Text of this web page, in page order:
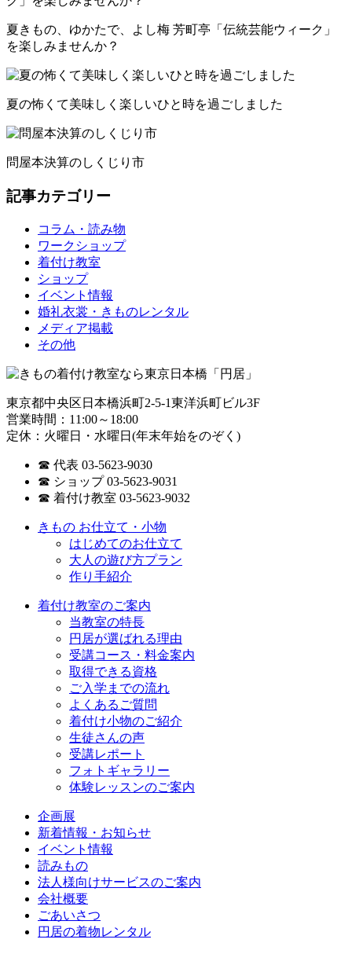
夏きもの、ゆかたで、よし梅 芳町亭「伝統芸能ウィーク」
を楽しみませんか？
夏の怖くて美味しく楽しいひと時を過ごしました
問屋本決算のしくじり市
記事カテゴリー
コラム・読み物
ワークショップ
着付け教室
ショップ
イベント情報
婚礼衣裳・きものレンタル
メディア掲載
その他
東京都中央区日本橋浜町2-5-1東洋浜町ビル3F
営業時間：11:00～18:00
定休：火曜日・水曜日(年末年始をのぞく)
☎ 代表 03-5623-9030
☎ ショップ 03-5623-9031
☎ 着付け教室 03-5623-9032
きもの お仕立て・小物
はじめてのお仕立て
大人の遊び方プラン
作り手紹介
着付け教室のご案内
当教室の特長
円居が選ばれる理由
受講コース・料金案内
取得できる資格
ご入学までの流れ
よくあるご質問
着付け小物のご紹介
生徒さんの声
受講レポート
フォトギャラリー
体験レッスンのご案内
企画展
新着情報・お知らせ
イベント情報
読みもの
法人様向けサービスのご案内
会社概要
ごあいさつ
円居の着物レンタル